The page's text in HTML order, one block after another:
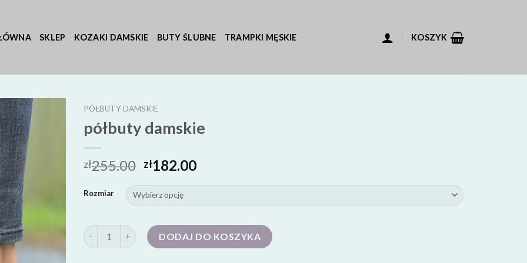
SKLEP KOZAKI DAMSKIE BUTY ŚLUBNE TRAMPKI MĘSKIE KOSZYK
PÓŁBUTY DAMSKIE
półbuty damskie
zł255.00 zł182.00
Rozmiar
ilość półbuty damskieDODAJ DO KOSZYKA